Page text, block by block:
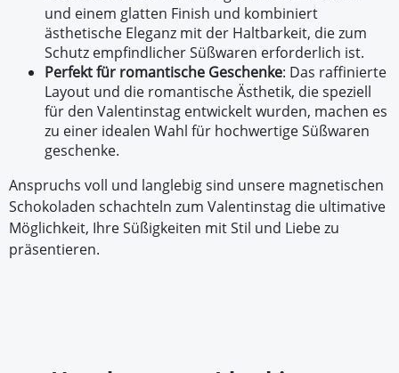
und einem glatten Finish und kombiniert
ästhetische Eleganz mit der Haltbarkeit, die zum
Schutz empfindlicher Süßwaren erforderlich ist.
Perfekt für romantische Geschenke: Das raffinierte
Layout und die romantische Ästhetik, die speziell
für den Valentinstag entwickelt wurden, machen es
zu einer idealen Wahl für hochwertige Süßwaren
geschenke.
Anspruchs voll und langlebig sind unsere magnetischen
Schokoladen schachteln zum Valentinstag die ultimative
Möglichkeit, Ihre Süßigkeiten mit Stil und Liebe zu
präsentieren.